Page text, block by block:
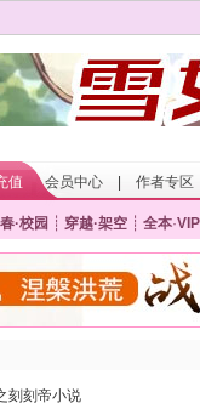
值 会员中心 作者专区
·校园 ┊ 穿越·架空 ┊ 全本·VIP
刻刻帝小说